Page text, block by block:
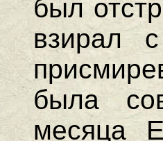
был
взирал
была
месяца